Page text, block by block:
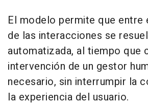
El modelo permite que entre
de las interacciones se
automatizada, al tiempo que
intervención de un gestor
necesario, sin interrumpir la
la experiencia del usuario.